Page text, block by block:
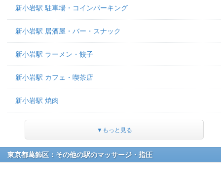
新小岩駅 駐車場・コインパーキング
新小岩駅 居酒屋・バー・スナック
新小岩駅 ラーメン・餃子
新小岩駅 カフェ・喫茶店
新小岩駅 焼肉
▼もっと見る
東京都葛飾区：その他の駅のマッサージ・指圧